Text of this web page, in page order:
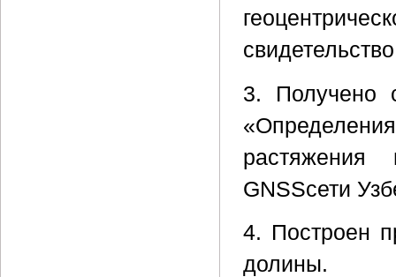
3. Получено
растяжения
GNSSсети
4. Построен
долины.